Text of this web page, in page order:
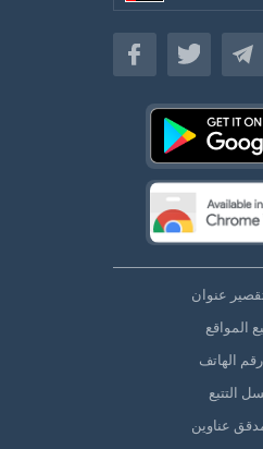
(اللغة العربية)
المواقع
رقم الهاتف
التتبع